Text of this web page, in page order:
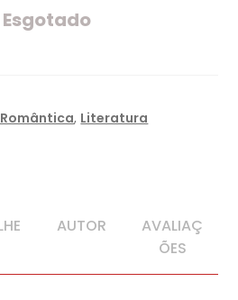
Esgotado
, Literatura
AUTOR
AVALIAÇ
ÕES